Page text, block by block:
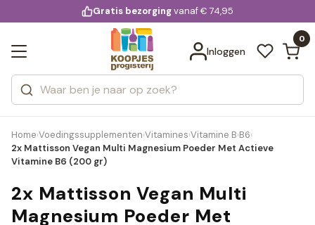
voor 20:00 uur besteld
Gratis bezorgingvanaf € 74,95
Inloggen
0
Zoeken
Categorieën
Merken
Bekijk alle resultaten
Home›Voedingssupplementen›Vitamines›Vitamine B›B6›
2x Mattisson Vegan Multi Magnesium Poeder Met Actieve
Vitamine B6 (200 gr)
2x Mattisson Vegan Multi
Magnesium Poeder Met